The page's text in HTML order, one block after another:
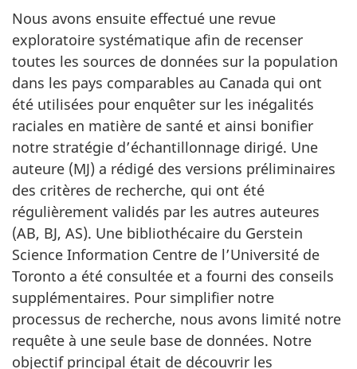
Nous avons ensuite effectué une revue
exploratoire systématique afin de recenser
toutes les sources de données sur la population
dans les pays comparables au Canada qui ont
été utilisées pour enquêter sur les inégalités
raciales en matière de santé et ainsi bonifier
notre stratégie d’échantillonnage dirigé. Une
auteure (MJ) a rédigé des versions préliminaires
des critères de recherche, qui ont été
régulièrement validés par les autres auteures
(AB, BJ, AS). Une bibliothécaire du Gerstein
Science Information Centre de l’Université de
Toronto a été consultée et a fourni des conseils
supplémentaires. Pour simplifier notre
processus de recherche, nous avons limité notre
requête à une seule base de données. Notre
objectif principal était de découvrir les